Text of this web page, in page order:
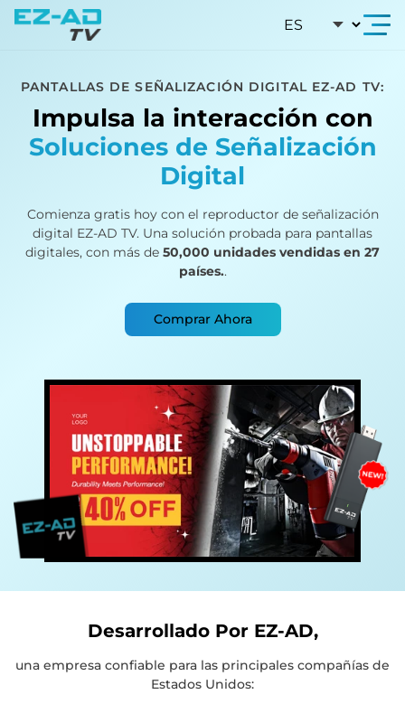
PANTALLAS DE SEÑALIZACIÓN DIGITAL EZ-AD TV:
Impulsa la interacción con
Soluciones de Señalización
Digital
Comienza gratis hoy con el reproductor de señalización
digital EZ-AD TV. Una solución probada para pantallas
digitales, con más de 50,000 unidades vendidas en 27
países..
Comprar Ahora
Carrusel visual con siete plantillas de
Desarrollado Por EZ-AD,
una empresa confiable para las principales compañías de
Estados Unidos: